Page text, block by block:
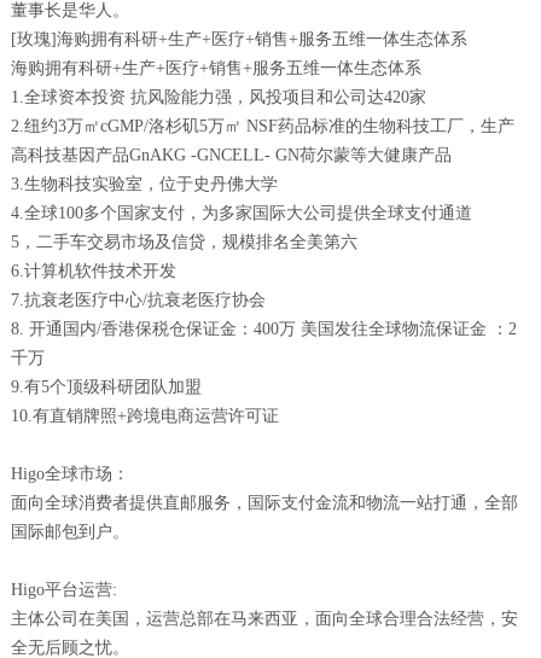
董事长是华人。
[玫瑰]海购拥有科研+生产+医疗+销售+服务五维一体生态体系
海购拥有科研+生产+医疗+销售+服务五维一体生态体系
1.全球资本投资 抗风险能力强，风投项目和公司达420家
2.纽约3万㎡cGMP/洛杉矶5万㎡ NSF药品标准的生物科技工厂，生产
高科技基因产品GnAKG -GNCELL- GN荷尔蒙等大健康产品
3.生物科技实验室，位于史丹佛大学
4.全球100多个国家支付，为多家国际大公司提供全球支付通道
5，二手车交易市场及信贷，规模排名全美第六
6.计算机软件技术开发
7.抗衰老医疗中心/抗衰老医疗协会
8. 开通国内/香港保税仓保证金：400万 美国发往全球物流保证金 ：2
千万
9.有5个顶级科研团队加盟
10.有直销牌照+跨境电商运营许可证
Higo全球市场：
面向全球消费者提供直邮服务，国际支付金流和物流一站打通，全部
国际邮包到户。
Higo平台运营:
主体公司在美国，运营总部在马来西亚，面向全球合理合法经营，安
全无后顾之忧。